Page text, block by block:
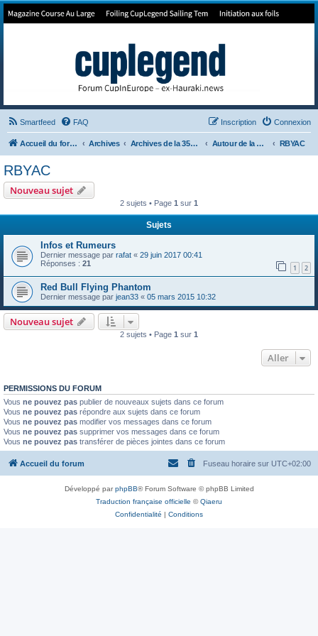
Forum de Cup In Europe
Smartfeed FAQ Connexion
Inscription
Accueil du forum Archives Archives de la 35ème Autour de la Cup RBYAC
RBYAC
Nouveau sujet
2 sujets • Page 1 sur 1
Sujets
Infos et Rumeurs
Dernier message par rafat « 29 juin 2017 00:41
Réponses : 21 1 2
Red Bull Flying Phantom
Dernier message par jean33 « 05 mars 2015 10:32
Nouveau sujet
2 sujets • Page 1 sur 1
Aller
PERMISSIONS DU FORUM
Vous ne pouvez pas publier de nouveaux sujets dans ce forum
Vous ne pouvez pas répondre aux sujets dans ce forum
Vous ne pouvez pas modifier vos messages dans ce forum
Vous ne pouvez pas supprimer vos messages dans ce forum
Vous ne pouvez pas transférer de pièces jointes dans ce forum
Accueil du forum Fuseau horaire sur UTC+02:00
Développé parphpBB® Forum Software © phpBB Limited
Traduction française officielle ©Qiaeru
Confidentialité | Conditions